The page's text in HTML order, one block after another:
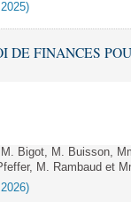
DE FINANCES
Bigot, M. Buisson,
M. Rambaud et